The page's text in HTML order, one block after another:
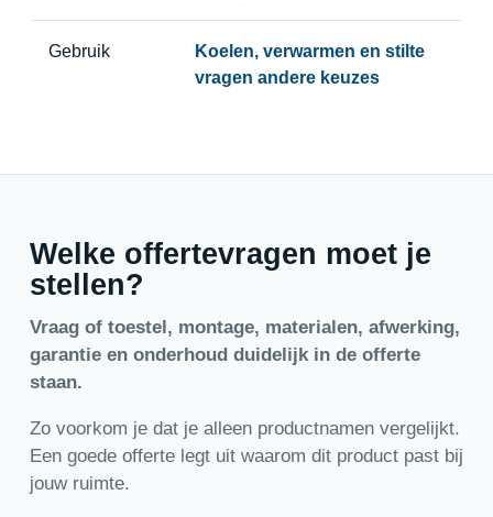
Gebruik
Koelen, verwarmen en stilte
vragen andere keuzes
Welke offertevragen moet je
stellen?
Vraag of toestel, montage, materialen, afwerking,
garantie en onderhoud duidelijk in de offerte
staan.
Zo voorkom je dat je alleen productnamen vergelijkt.
Een goede offerte legt uit waarom dit product past bij
jouw ruimte.